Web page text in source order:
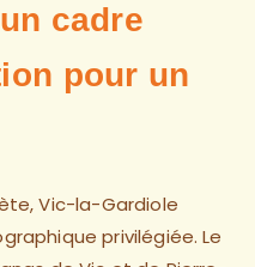
cadre
pour un
Vic-la-Gardiole
privilégiée. Le